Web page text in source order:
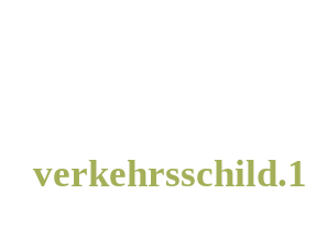
verkehrsschild.1